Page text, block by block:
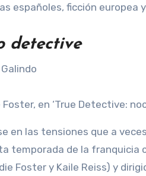
españoles, ficción europea
detective
en ‘True Detective:
en las tensiones que a
temporada de la franquicia
Foster y Kaile Reiss) y